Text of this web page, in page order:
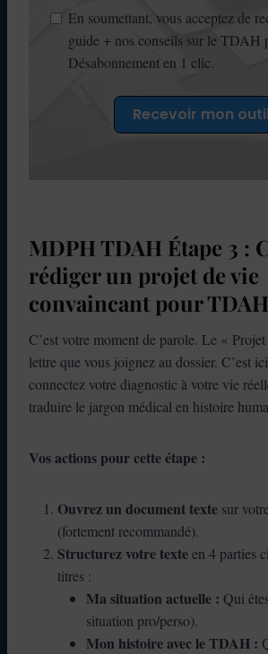
En soumettant, vous acceptez de
guide + nos conseils sur le TDAH
Désabonnement en 1 clic.
Recevoir mon outil
MDPH TDAH Étape 3 :
rédiger un projet de vie
convaincant pour
C’est votre moment de parole. Le «
lettre que vous joignez au dossier. C’est
connectez votre diagnostic à votre vie
traduire le jargon médical en histoire
Vos actions pour cette étape :
Ouvrez un document texte sur
(fortement recommandé).
Structurez votre texteen 4 parties
titres :
Ma situation actuelle : Qui
situation pro/perso).
Mon histoire avec le TDAH :